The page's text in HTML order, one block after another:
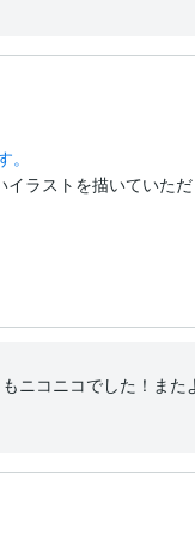
ラストを描いていた
ニコニコでした！また